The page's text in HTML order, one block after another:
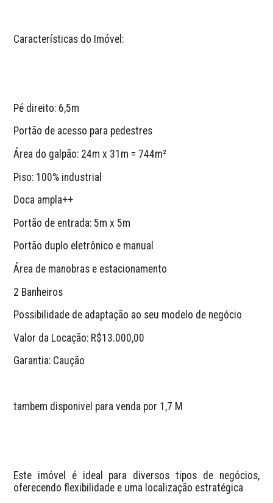
Características do Imóvel:
Pé direito: 6,5m
Portão de acesso para pedestres
Área do galpão: 24m x 31m = 744m²
Piso: 100% industrial
Doca ampla++
Portão de entrada: 5m x 5m
Portão duplo eletrônico e manual
Área de manobras e estacionamento
2 Banheiros
Possibilidade de adaptação ao seu modelo de negócio
Valor da Locação: R$13.000,00
Garantia: Caução
tambem disponivel para venda por 1,7 M
Este imóvel é ideal para diversos tipos de negócios,
oferecendo flexibilidade e uma localização estratégica